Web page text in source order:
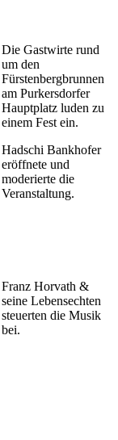
Die Gastwirte rund
um den
Fürstenbergbrunnen
am Purkersdorfer
Hauptplatz luden zu
einem Fest ein.
Hadschi Bankhofer
eröffnete und
moderierte die
Veranstaltung.
Franz Horvath &
seine Lebensechten
steuerten die Musik
bei.